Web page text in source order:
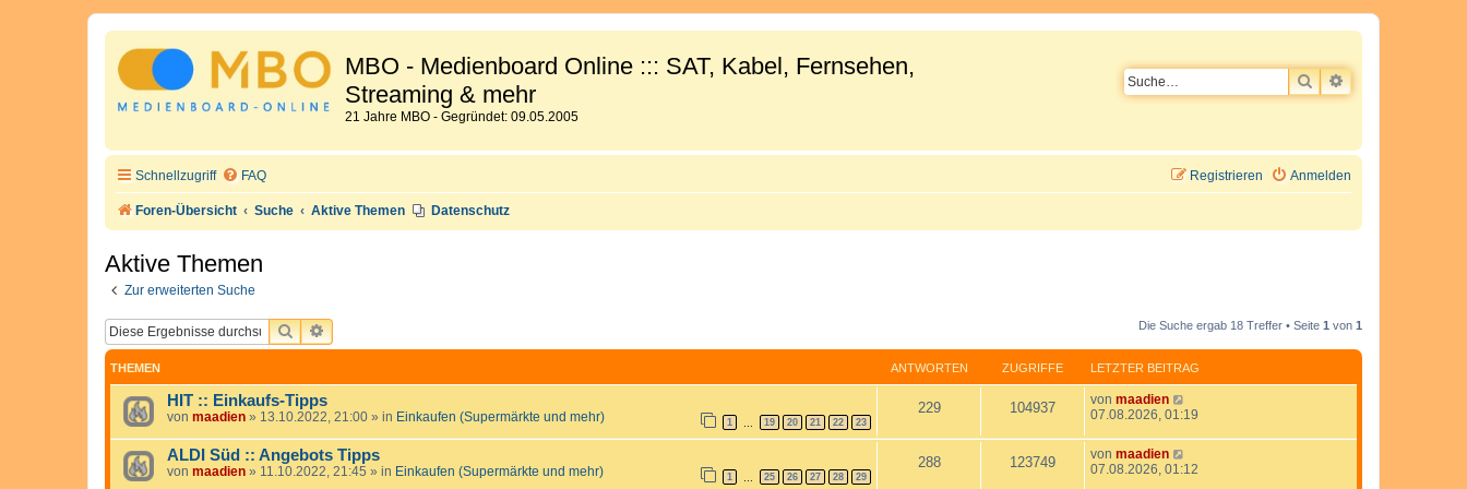
MBO - Medienboard Online ::: SAT, Kabel, Fernsehen,
Streaming & mehr
21 Jahre MBO - Gegründet: 09.05.2005
SUCHEERWEITERTE
Schnellzugriff FAQ Anmelden
Registrieren
Foren-Übersicht Suche Aktive Themen Datenschutz
Aktive Themen
Zur erweiterten Suche
SUCHEERWEITERTE SUCHE Die Suche ergab 18 Treffer • Seite 1 von 1
THEMEN ANTWORTEN ZUGRIFFE LETZTER BEITRAG
HIT :: Einkaufs-Tipps
von maadien » 13.10.2022, 21:00 » in Einkaufen (Supermärkte und mehr) 1 … 19 20 21 22 23
229A
n
t
104937Z
u
g
L
e
z
t
e
von maadien
07.08.2026, 01:19
ALDI Süd :: Angebots Tipps
von maadien » 11.10.2022, 21:45 » in Einkaufen (Supermärkte und mehr) 1 … 25 26 27 28 29
288A
123749Z
L
e
von maadien
07.08.2026, 01:12